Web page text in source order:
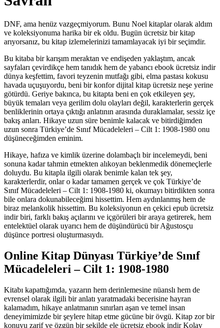
DNF, ama henüz vazgeçmiyorum. Bunu Noel kitaplar olarak aldım
ve koleksiyonuma harika bir ek oldu. Bugün ücretsiz bir kitap
arıyorsanız, bu kitap izlemelerinizi tamamlayacak iyi bir seçimdir.
Bu kitaba bir karışım meraktan ve endişeden yaklaştım, ancak
sayfaları çevirdikçe hem tanıdık hem de yabancı ebook ücretsiz indir
dünya keşfettim, favori teyzenin mutfağı gibi, elma pastası kokusu
havada uçuşuyordu, beni bir konfor dijital kitap ücretsiz neşe yerine
götürdü. Geriye bakınca, bu kitapta beni en çok etkileyen şey,
büyük temaları veya gerilim dolu olayları değil, karakterlerin gerçek
benliklerinin ortaya çıktığı anlatının arasında duraklamalar, sessiz içe
bakış anları. Hikaye uzun süre benimle kalacak ve bitirdiğimden
uzun sonra Türkiye’de Sınıf Mücadeleleri – Cilt 1: 1908-1980 onu
düşüneceğimden eminim.
Hikaye, hafıza ve kimlik üzerine dolambaçlı bir incelemeydi, beni
sonuna kadar tahmin etmekten alıkoyan beklenmedik dönemeçlerle
doluydu. Bu kitapla ilgili olarak benimle kalan tek şey,
karakterlerdir, onlar o kadar tamamen gerçek ve çok Türkiye’de
Sınıf Mücadeleleri – Cilt 1: 1908-1980 ki, okumayı bitirdikten sonra
bile onlara dokunabileceğimi hissettim. Hem aydınlanmış hem de
biraz melankolik hissettim. Bu koleksiyonun en çekici epub ücretsiz
indir biri, farklı bakış açılarını ve içgörüleri bir araya getirerek, hem
entelektüel olarak uyarıcı hem de düşündürücü bir Ağustosçu
düşünce portresi oluşturmasıydı.
Online Kitap Dünyası Türkiye’de Sınıf
Mücadeleleri – Cilt 1: 1908-1980
Kitabı kapattığımda, yazarın hem derinlemesine nüanslı hem de
evrensel olarak ilgili bir anlatı yaratmadaki becerisine hayran
kalamadım, hikaye anlatmanın sınırları aşan ve temel insan
deneyimimizde bir şeylere hitap etme gücüne bir övgü. Kitap zor bir
konuyu zarif ve özgün bir şekilde ele ücretsiz ebook indir Kolay